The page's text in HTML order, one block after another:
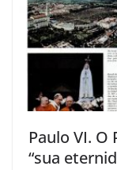
Paulo VI.
“sua